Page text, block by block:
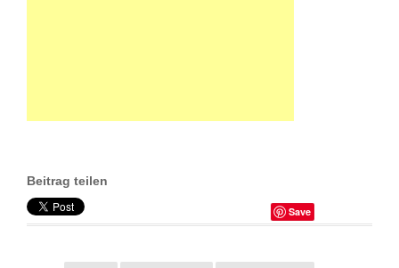
Beitrag teilen
Save